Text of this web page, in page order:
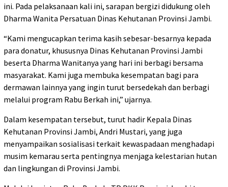
ini. Pada pelaksanaan kali ini, sarapan bergizi didukung oleh
Dharma Wanita Persatuan Dinas Kehutanan Provinsi Jambi.
“Kami mengucapkan terima kasih sebesar-besarnya kepada
para donatur, khususnya Dinas Kehutanan Provinsi Jambi
beserta Dharma Wanitanya yang hari ini berbagi bersama
masyarakat. Kami juga membuka kesempatan bagi para
dermawan lainnya yang ingin turut bersedekah dan berbagi
melalui program Rabu Berkah ini,” ujarnya.
Dalam kesempatan tersebut, turut hadir Kepala Dinas
Kehutanan Provinsi Jambi, Andri Mustari, yang juga
menyampaikan sosialisasi terkait kewaspadaan menghadapi
musim kemarau serta pentingnya menjaga kelestarian hutan
dan lingkungan di Provinsi Jambi.